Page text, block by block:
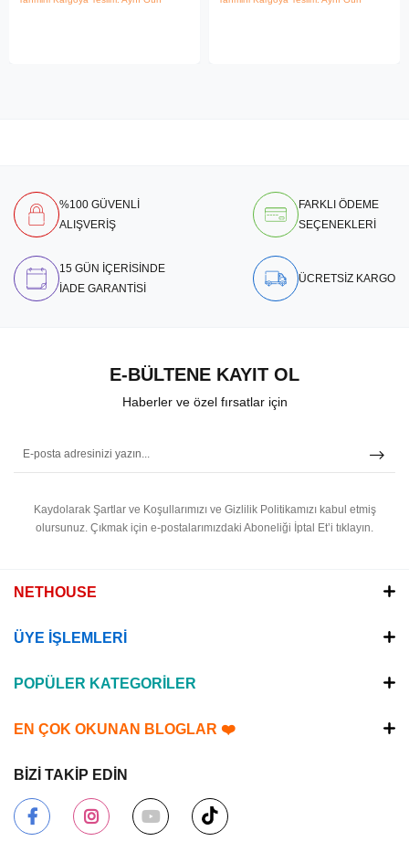
%100 GÜVENLİ
ALIŞVERİŞ
FARKLI ÖDEME
SEÇENEKLERİ
15 GÜN İÇERİSİNDE
İADE GARANTİSİ
ÜCRETSİZ KARGO
E-BÜLTENE KAYIT OL
Haberler ve özel fırsatlar için
Kaydolarak Şartlar ve Koşullarımızı ve Gizlilik Politikamızı kabul etmiş
olursunuz. Çıkmak için e-postalarımızdaki Aboneliği İptal Et’i tıklayın.
NETHOUSE
ÜYE İŞLEMLERİ
POPÜLER KATEGORİLER
EN ÇOK OKUNAN BLOGLAR ❤️
BİZİ TAKİP EDİN